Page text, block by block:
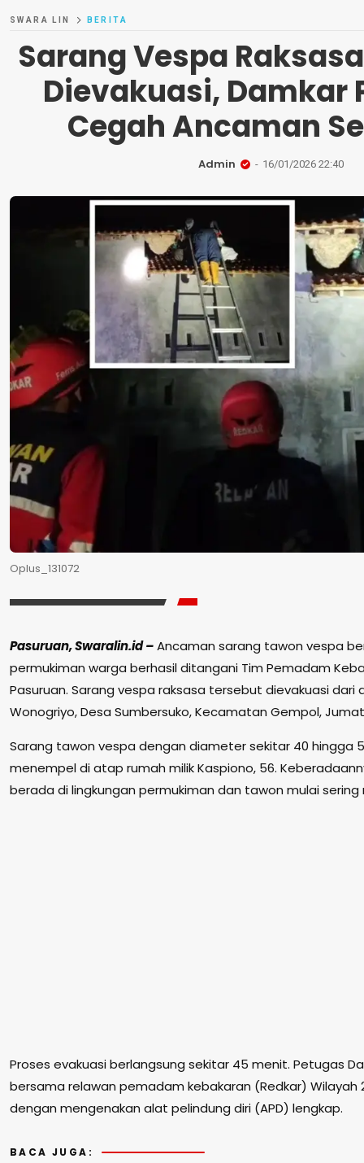
SWARA LIN BERITA
Sarang Vespa
Dievakuasi, Damkar
Cegah Ancaman
Admin 16/01/2026 22:40
Oplus_131072
Pasuruan, Swaralin.id –Ancaman sarang tawon vespa
permukiman warga berhasil ditangani Tim Pemadam
Pasuruan. Sarang vespa raksasa tersebut dievakuasi dari
Wonogriyo, Desa Sumbersuko, Kecamatan Gempol,
Sarang tawon vespa dengan diameter sekitar 40 hingga
menempel di atap rumah milik Kaspiono, 56.
berada di lingkungan permukiman dan tawon mulai sering
Proses evakuasi berlangsung sekitar 45 menit. Petugas
bersama relawan pemadam kebakaran (Redkar) Wilayah
dengan mengenakan alat pelindung diri (APD) lengkap.
BACA JUGA: